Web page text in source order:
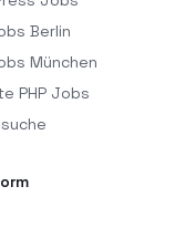
Berlin
München
PHP Jobs